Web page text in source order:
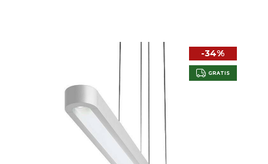
-34%
GRATIS